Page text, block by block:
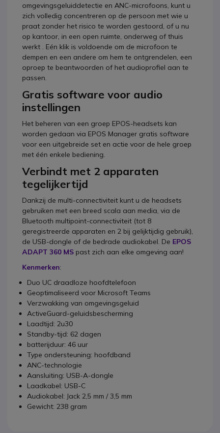
omgevingsgeluiddetectie en ANC-microfoons, kunt u
zich volledig concentreren op de persoon met wie u
praat zonder het risico te worden gestoord, of u nu
op kantoor, in een open ruimte, onderweg of thuis
werkt . Eén klik is voldoende om de microfoon te
dempen en een andere om hem te ontgrendelen, een
oproep te beantwoorden of het audioprofiel aan te
passen.
Gratis software voor audio
instellingen
Het beheren van een groep EPOS-headsets kan
worden gedaan via EPOS Manager gratis software
voor een uitgebreide set en actie voor de hele groep
met één enkele bediening.
Verbindt met 2 apparaten
tegelijkertijd
Dankzij de multi-connectiviteit kunt u de headsets
gebruiken met een breed scala aan media, via de
Bluetooth multipoint-connectiviteit (tot 8
geregistreerde apparaten en 2 bij gelijktijdig gebruik),
de USB-dongle of de bedrade audiokabel. De EPOS
ADAPT 360 MS past zich aan elke omgeving aan!
Kenmerken:
Duo UC draadloze hoofdtelefoon
Geoptimaliseerd voor Microsoft Teams
Verzwakking van omgevingsgeluid
ActiveGuard-geluidsbescherming
Laadtijd: 2u30
Standby-tijd: 62 dagen
batterijduur: 46 uur
Type ondersteuning: hoofdband
ANC-technologie
Aansluiting: USB-A-dongle
Laadkabel: USB-C
Audiokabel: Jack 2,5 mm / 3,5 mm
Gewicht: 238 gram